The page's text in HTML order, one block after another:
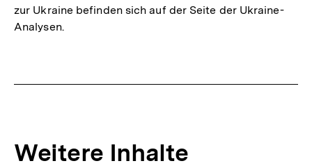
zur Ukraine befinden sich auf der Seite der Ukraine-
Analysen.
Weitere Inhalte